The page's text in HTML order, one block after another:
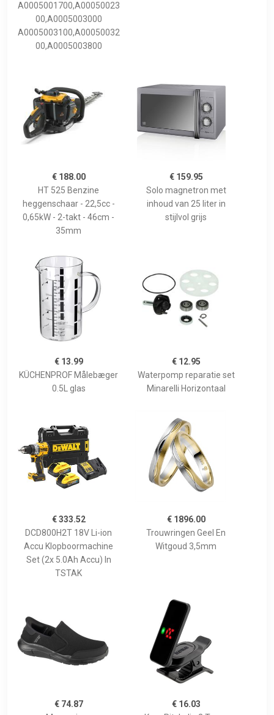
A0005001700,A00050023
00,A0005003000
A0005003100,A00050032
00,A0005003800
€ 188.00
HT 525 Benzine
heggenschaar - 22,5cc -
0,65kW - 2-takt - 46cm -
35mm
€ 159.95
Solo magnetron met
inhoud van 25 liter in
stijlvol grijs
€ 13.99
KÜCHENPROF Målebæger
0.5L glas
€ 12.95
Waterpomp reparatie set
Minarelli Horizontaal
€ 333.52
DCD800H2T 18V Li-ion
Accu Klopboormachine
Set (2x 5.0Ah Accu) In
TSTAK
€ 1896.00
Trouwringen Geel En
Witgoud 3,5mm
€ 74.87
€ 16.03